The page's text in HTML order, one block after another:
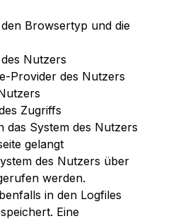
Browsertyp und die
Nutzers
Provider des Nutzers
Zugriffs
das System des Nutzers
gelangt
des Nutzers über
werden.
in den Logfiles
Eine